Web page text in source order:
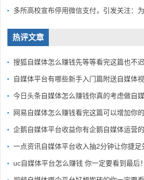
多所高校宣布停用微信支付，引发关注：
热评文章
搜狐自媒体怎么赚钱先等等看完这篇也不迟
自媒体平台有哪些新手入门篇附送自媒体
今日头条自媒体怎么赚钱你真的考虑做自
网易自媒体怎么赚钱看完这篇可以增加你的
企鹅自媒体平台收益你有企鹅自媒体运营
一点资讯自媒体平台收入抽2分钟让你捷足
uc自媒体平台怎么赚钱 你一定要看到最后！